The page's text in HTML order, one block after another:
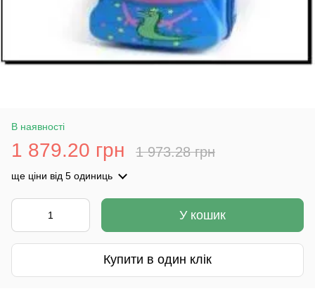
В наявності
1 879.20 грн 1 973.28 грн
ще ціни від 5 одиниць
У кошик
Купити в один клік